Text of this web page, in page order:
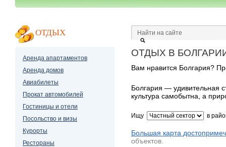
ОТДЫХ В
Вам нравится Болгария?
Болгария — удивительная
культура самобытна, а
Ищу в
Большая карта
объектов.
ОТДЫХ
Аренда апартаментов
Аренда домов
Авиабилеты
Прокат автомобилей
Гостиницы и отели
Посольство и визы
Курорты
Рестораны